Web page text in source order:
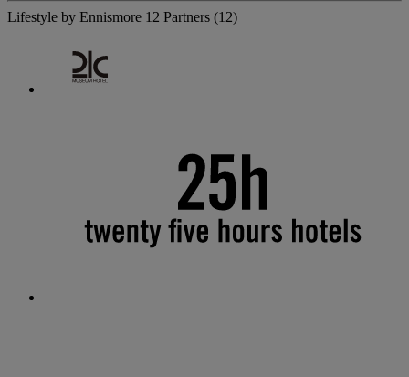
Lifestyle by Ennismore 12 Partners (12)